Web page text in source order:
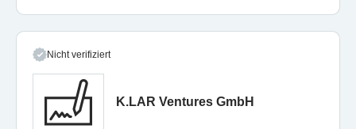
Nicht verifiziert
K.LAR Ventures GmbH